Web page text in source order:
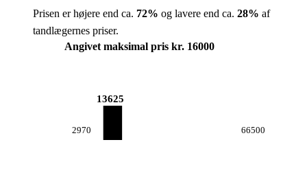
Prisen er højere end ca. 72% og lavere end ca. 28% af
tandlægernes priser.
Angivet maksimal pris kr. 16000
2970
13625
66500